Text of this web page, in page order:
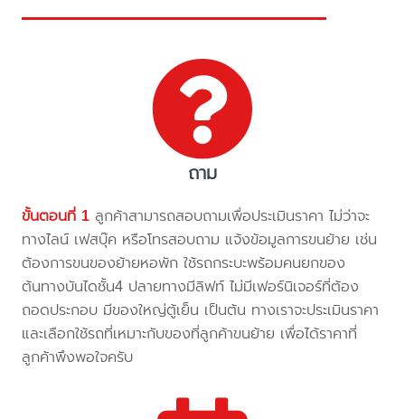
ถาม
ขั้นตอนที่ 1 ลูกค้าสามารถสอบถามเพื่อประเมินราคา ไม่ว่าจะ
ทางไลน์ เฟสบุ๊ค หรือโทรสอบถาม แจ้งข้อมูลการขนย้าย เช่น
ต้องการขนของย้ายหอพัก ใช้รถกระบะพร้อมคนยกของ
ต้นทางบันไดชั้น4 ปลายทางมีลิฟท์ ไม่มีเฟอร์นิเจอร์ที่ต้อง
ถอดประกอบ มีของใหญ่ตู้เย็น เป็นต้น ทางเราจะประเมินราคา
และเลือกใช้รถที่เหมาะกับของที่ลูกค้าขนย้าย เพื่อได้ราคาที่
ลูกค้าพึงพอใจครับ